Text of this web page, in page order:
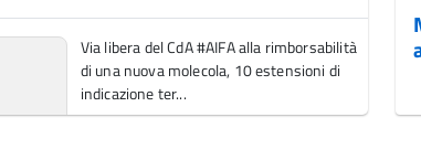
Via libera del CdA #AIFA alla rimborsabilità
di una nuova molecola, 10 estensioni di
indicazione ter...